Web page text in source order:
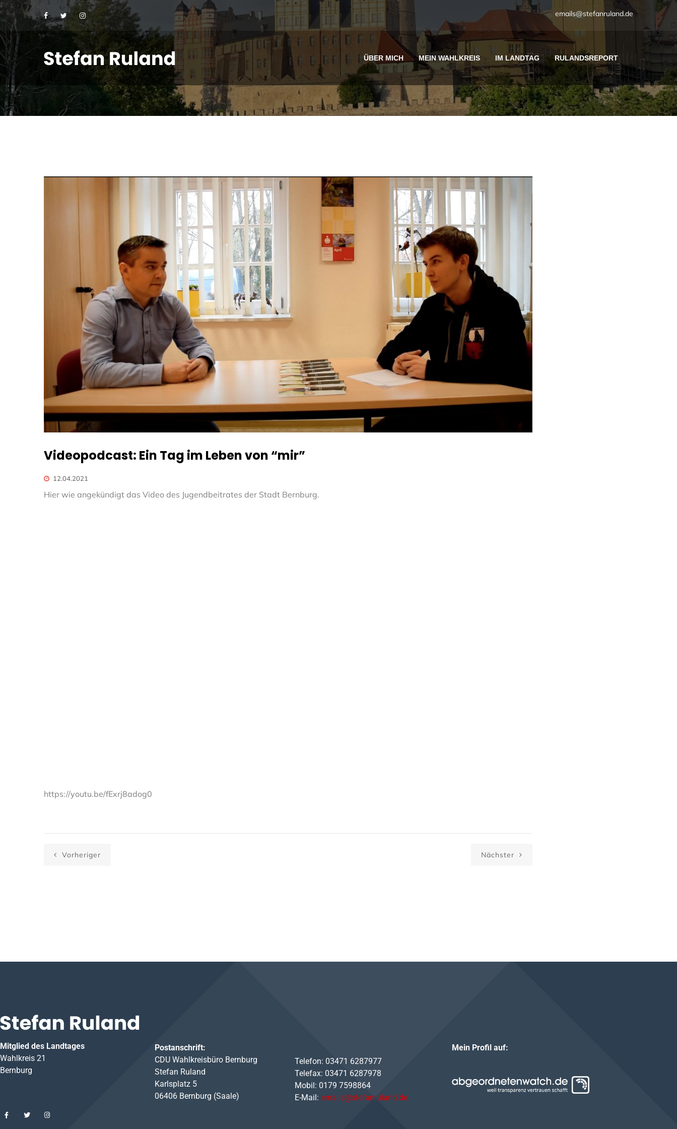
emails@stefanruland.de
ÜBER MICH MEIN WAHLKREIS IM LANDTAG RULANDSREPORT
Videopodcast: Ein Tag im Leben von “mir”
12.04.2021
Hier wie angekündigt das Video des Jugendbeitrates der Stadt Bernburg.
https://youtu.be/fExrj8adog0
Vorheriger Nächster
Mitglied des Landtages
Wahlkreis 21
Bernburg
Postanschrift:
CDU Wahlkreisbüro Bernburg
Stefan Ruland
Karlsplatz 5
06406 Bernburg (Saale)
Telefon: 03471 6287977
Telefax: 03471 6287978
Mobil: 0179 7598864
E-Mail: emails@stefanruland.de
Mein Profil auf: